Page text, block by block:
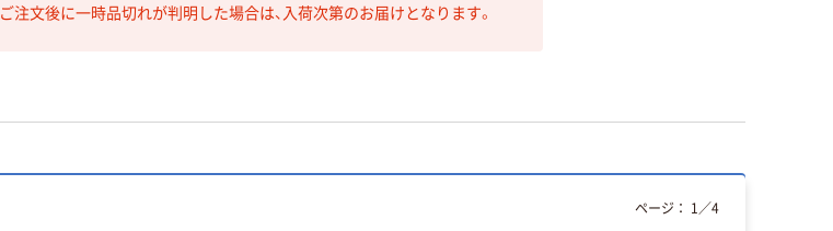
ご注文後に一時品切れが判明した場合は、入荷次第のお届けとなります。
ページ： 1 ／4